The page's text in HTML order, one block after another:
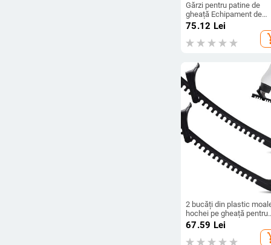
Gărzi pentru patine de
gheață Echipament de
protecție Huse pentru
de patinaj pentru sport,
patinaj artistic, bărbați,
75.12 Lei
2 bucăți din plastic
hochei pe gheață pentru
patine cu lame de
pentru femei, bărbați,
cataramă reglabilă,
67.59 Lei